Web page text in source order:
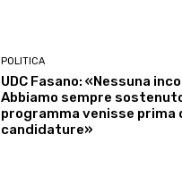
POLITICA
UDC Fasano: «Nessuna
Abbiamo sempre
programma venisse prima
candidature»